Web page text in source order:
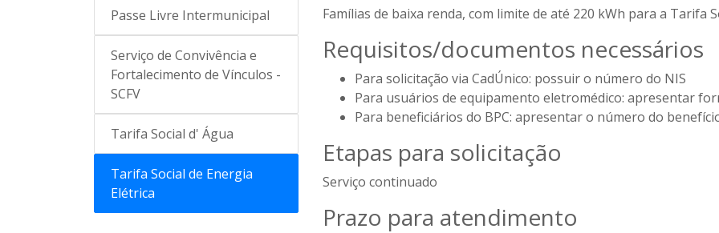
Passe Livre Intermunicipal
Serviço de Convivência e
Fortalecimento de Vínculos -
SCFV
Tarifa Social d' Água
Tarifa Social de Energia
Elétrica
Famílias de baixa renda, com limite de até 220 kWh para a Tarifa
Requisitos/documentos necessários
Para solicitação via CadÚnico: possuir o número do NIS
Para usuários de equipamento eletromédico: apresentar
Para beneficiários do BPC: apresentar o número do
Etapas para solicitação
Serviço continuado
Prazo para atendimento